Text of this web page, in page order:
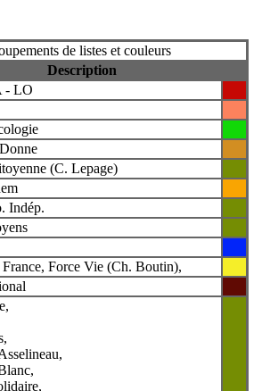
de listes et couleurs
Description
- LO
(C. Lepage)
Indép.
Force Vie (Ch. Boutin),